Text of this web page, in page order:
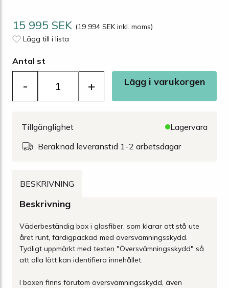
15 995 SEK (19 994 SEK inkl. moms)
Lägg till i lista
Antal st
- + Lägg i varukorgen
Tillgänglighet
Lagervara
Beräknad leveranstid 1-2 arbetsdagar
BESKRIVNING
Beskrivning
Väderbeständig box i glasfiber, som klarar att stå ute
året runt, färdigpackad med översvämningsskydd.
Tydligt uppmärkt med texten "Översvämningsskydd" så
att alla lätt kan identifiera innehållet.
I boxen finns förutom översvämningsskydd, även